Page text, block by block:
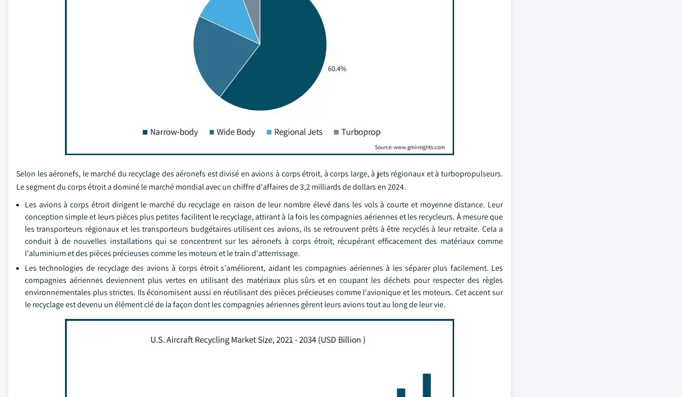
Selon les aéronefs, le marché du recyclage des aéronefs est divisé en avions à corps étroit, à corps large, à jets régionaux et à turbopropulseurs.
Le segment du corps étroit a dominé le marché mondial avec un chiffre d'affaires de 3,2 milliards de dollars en 2024.
Les avions à corps étroit dirigent le marché du recyclage en raison de leur nombre élevé dans les vols à courte et moyenne distance. Leur
conception simple et leurs pièces plus petites facilitent le recyclage, attirant à la fois les compagnies aériennes et les recycleurs. À mesure que
les transporteurs régionaux et les transporteurs budgétaires utilisent ces avions, ils se retrouvent prêts à être recyclés à leur retraite. Cela a
conduit à de nouvelles installations qui se concentrent sur les aéronefs à corps étroit, récupérant efficacement des matériaux comme
l'aluminium et des pièces précieuses comme les moteurs et le train d'atterrissage.
Les technologies de recyclage des avions à corps étroit s'améliorent, aidant les compagnies aériennes à les séparer plus facilement. Les
compagnies aériennes deviennent plus vertes en utilisant des matériaux plus sûrs et en coupant les déchets pour respecter des règles
environnementales plus strictes. Ils économisent aussi en réutilisant des pièces précieuses comme l'avionique et les moteurs. Cet accent sur
le recyclage est devenu un élément clé de la façon dont les compagnies aériennes gèrent leurs avions tout au long de leur vie.